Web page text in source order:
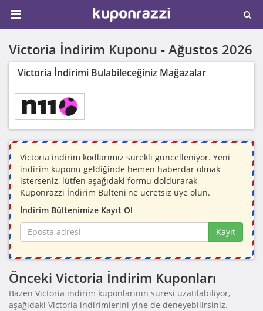
Victoria İndirim Kuponu - Ağustos 2026
Victoria İndirimi Bulabileceğiniz Mağazalar
Victoria indirim kodlarımız sürekli güncelleniyor. Yeni
indirim kuponu geldiğinde hemen haberdar olmak
isterseniz, lütfen aşağıdaki formu doldurarak
Kuponrazzi İndirim Bülteni'ne ücretsiz üye olun.
İndirim Bültenimize Kayıt Ol
Kayıt
Önceki Victoria İndirim Kuponları
Bazen Victoria indirim kuponlarının süresi uzatılabiliyor,
aşağıdaki Victoria indirimlerini yine de deneyebilirsiniz.